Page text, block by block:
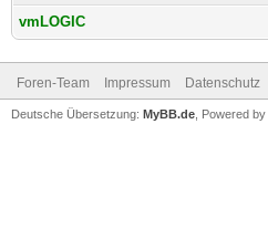
vmLOGIC
Foren-Team Impressum Datenschutz
Deutsche Übersetzung: MyBB.de , Powered by